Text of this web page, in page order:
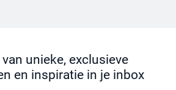
unieke, exclusieve
en inspiratie in je inbox